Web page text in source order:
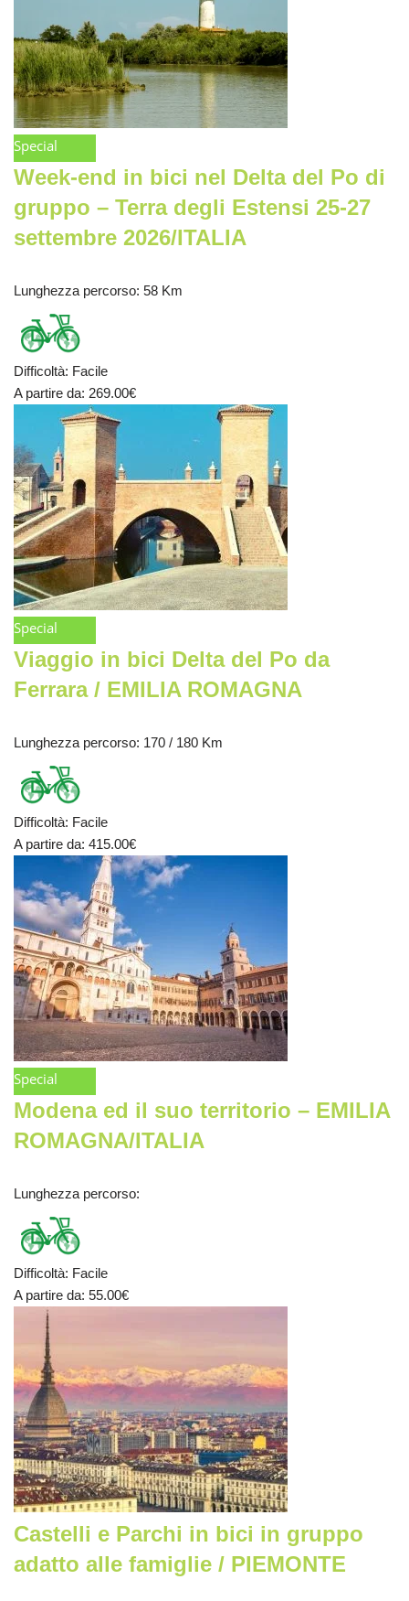
Special
Week-end in bici nel Delta del Po di
gruppo – Terra degli Estensi 25-27
settembre 2026/ITALIA
Lunghezza percorso: 58 Km
Difficoltà: Facile
A partire da: 269.00€
Special
Viaggio in bici Delta del Po da
Ferrara / EMILIA ROMAGNA
Lunghezza percorso: 170 / 180 Km
Difficoltà: Facile
A partire da: 415.00€
Special
Modena ed il suo territorio – EMILIA
ROMAGNA/ITALIA
Lunghezza percorso:
Difficoltà: Facile
A partire da: 55.00€
Castelli e Parchi in bici in gruppo
adatto alle famiglie / PIEMONTE